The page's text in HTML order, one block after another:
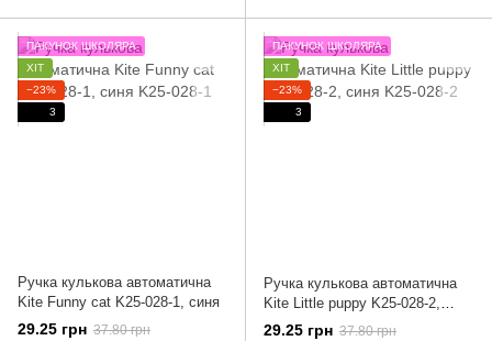
ПАКУНОК ШКОЛЯРА
ХІТ
−23%
3
Ручка кулькова автоматична
Kite Funny cat K25-028-1, синя
29.25 грн 37.80 грн
ПАКУНОК ШКОЛЯРА
ХІТ
−23%
3
Ручка кулькова автоматична
Kite Little puppy K25-028-2,
синя
29.25 грн 37.80 грн